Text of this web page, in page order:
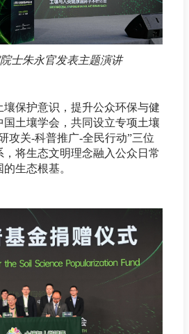
士朱永官发表主题演讲
壤保护意识，提升公众环保与健
国土壤学会，共同设立专项土壤
攻关-科普推广-全民行动”三位
将生态文明理念融入公众日常
生态根基。